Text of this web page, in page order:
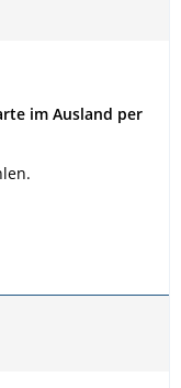
im Ausland per